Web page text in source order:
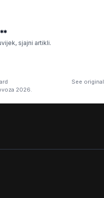
sjajni artikli.
See original
2026.